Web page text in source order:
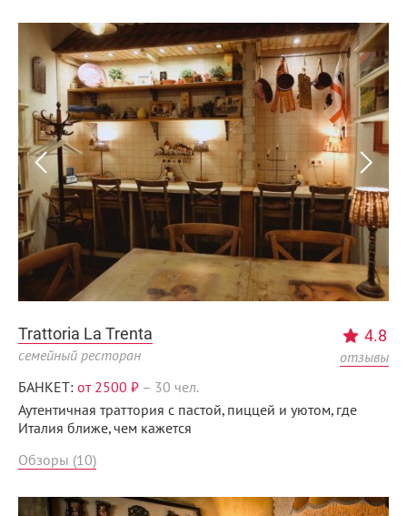
Trattoria La Trenta
семейный ресторан
4.8
отзывы
БАНКЕТ: от 2500 ₽ – 30 чел.
Аутентичная траттория с пастой, пиццей и уютом, где
Италия ближе, чем кажется
Обзоры (10)